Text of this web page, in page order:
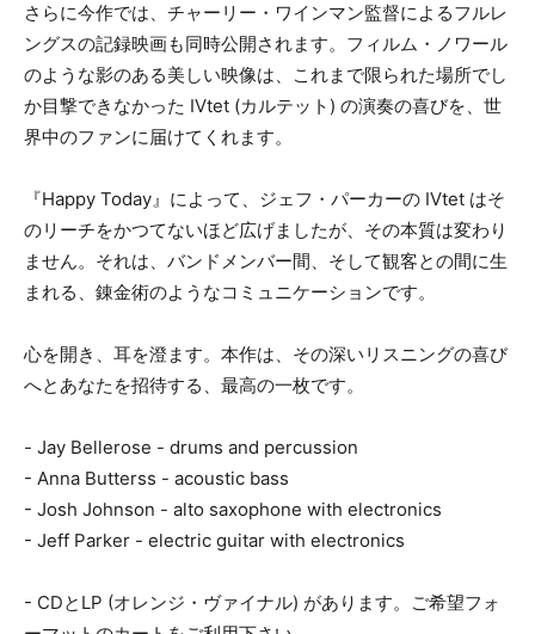
さらに今作では、チャーリー・ワインマン監督によるフルレ
ングスの記録映画も同時公開されます。フィルム・ノワール
のような影のある美しい映像は、これまで限られた場所でし
か目撃できなかった IVtet (カルテット) の演奏の喜びを、世
界中のファンに届けてくれます。
『Happy Today』によって、ジェフ・パーカーの IVtet はそ
のリーチをかつてないほど広げましたが、その本質は変わり
ません。それは、バンドメンバー間、そして観客との間に生
まれる、錬金術のようなコミュニケーションです。
心を開き、耳を澄ます。本作は、その深いリスニングの喜び
へとあなたを招待する、最高の一枚です。
- Jay Bellerose - drums and percussion
- Anna Butterss - acoustic bass
- Josh Johnson - alto saxophone with electronics
- Jeff Parker - electric guitar with electronics
- CDとLP (オレンジ・ヴァイナル) があります。ご希望フォ